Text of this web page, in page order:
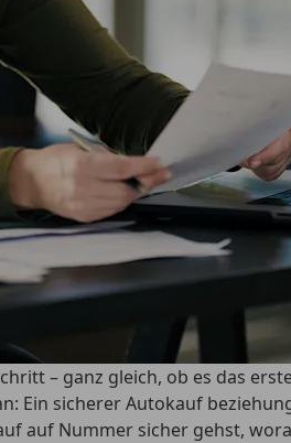
– ganz gleich, ob es das
Ein sicherer Autokauf
auf Nummer sicher gehst,